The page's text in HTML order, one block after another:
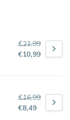
€21,99
€10,99
€16,99
€8,49